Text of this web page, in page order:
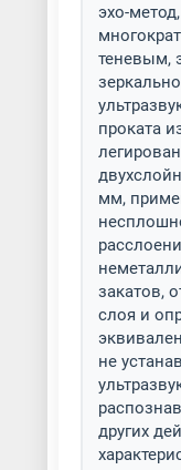
эхо-
теневым,
проката
мм,
закатов,
слоя и
не
других